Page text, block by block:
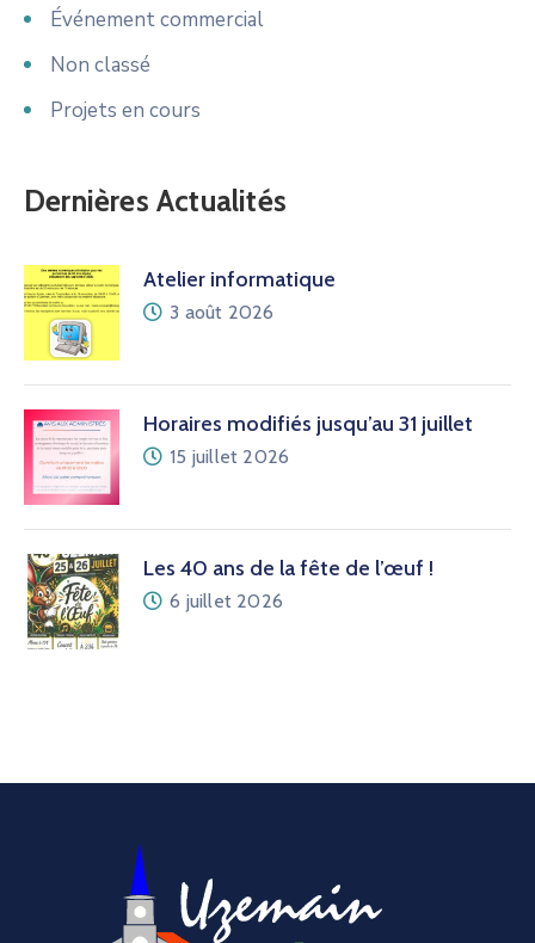
Événement commercial
Non classé
Projets en cours
Dernières Actualités
Atelier informatique
3 août 2026
Horaires modifiés jusqu’au 31 juillet
15 juillet 2026
Les 40 ans de la fête de l’œuf !
6 juillet 2026